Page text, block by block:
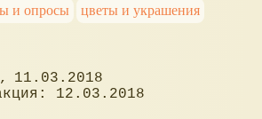
и опросы
цветы и украшения
11.03.2018
12.03.2018